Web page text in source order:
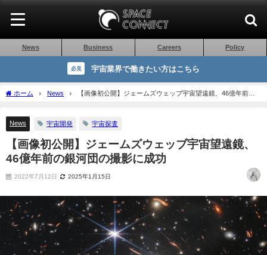
News Business Careers Policy
必見 宇宙業界で働きたい方はこちら
ホーム News
【画像初公開】ジェームズウェッブ宇宙望遠鏡、46億年前の
News 宇宙開発 宇宙探査
【画像初公開】ジェームズウェッブ宇宙望遠鏡、
46億年前の銀河団の撮影に成功
2022年7月12日 2025年1月15日